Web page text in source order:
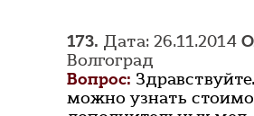
173. Дата: 26.11.2014
Волгоград
Вопрос:
можно узнать